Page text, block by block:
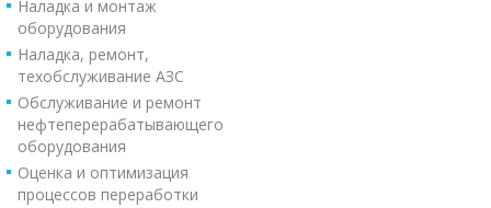
Наладка и монтаж
оборудования
Наладка, ремонт,
техобслуживание АЗС
Обслуживание и ремонт
нефтеперерабатывающего
оборудования
Оценка и оптимизация
процессов переработки